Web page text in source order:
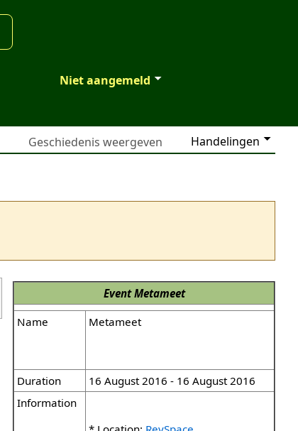
Niet aangemeld
Handelingen
Geschiedenis weergeven
EventMetameet
Name
Metameet
Duration
16 August 2016 - 16 August 2016
Information